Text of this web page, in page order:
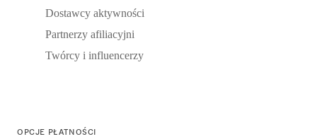
Dostawcy aktywności
Partnerzy afiliacyjni
Twórcy i influencerzy
OPCJE PŁATNOŚCI